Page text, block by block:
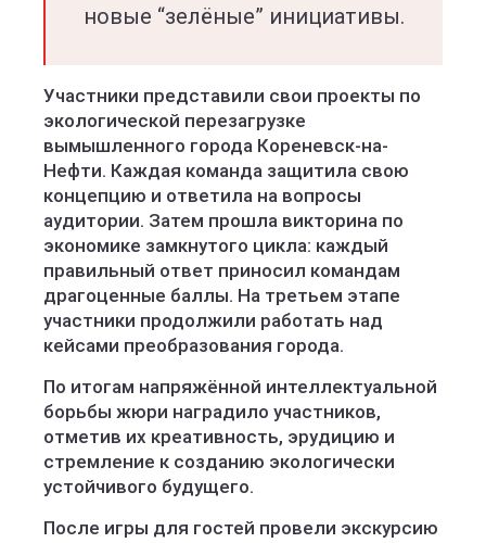
новые “зелёные” инициативы.
Участники представили свои проекты по
экологической перезагрузке
вымышленного города Кореневск-на-
Нефти. Каждая команда защитила свою
концепцию и ответила на вопросы
аудитории. Затем прошла викторина по
экономике замкнутого цикла: каждый
правильный ответ приносил командам
драгоценные баллы. На третьем этапе
участники продолжили работать над
кейсами преобразования города.
По итогам напряжённой интеллектуальной
борьбы жюри наградило участников,
отметив их креативность, эрудицию и
стремление к созданию экологически
устойчивого будущего.
После игры для гостей провели экскурсию